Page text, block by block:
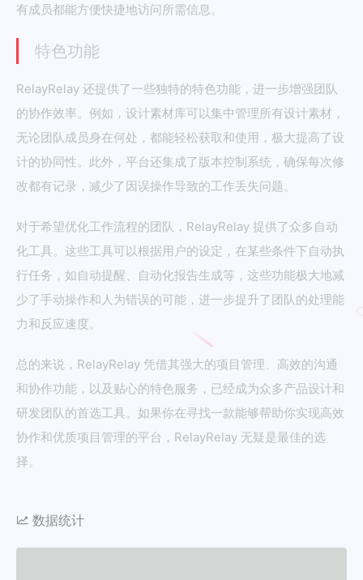
有成员都能方便快捷地访问所需信息。
特色功能
RelayRelay 还提供了一些独特的特色功能，进一步增强团队
的协作效率。例如，设计素材库可以集中管理所有设计素材，
无论团队成员身在何处，都能轻松获取和使用，极大提高了设
计的协同性。此外，平台还集成了版本控制系统，确保每次修
改都有记录，减少了因误操作导致的工作丢失问题。
对于希望优化工作流程的团队，RelayRelay 提供了众多自动
化工具。这些工具可以根据用户的设定，在某些条件下自动执
行任务，如自动提醒、自动化报告生成等，这些功能极大地减
少了手动操作和人为错误的可能，进一步提升了团队的处理能
力和反应速度。
总的来说，RelayRelay 凭借其强大的项目管理、高效的沟通
和协作功能，以及贴心的特色服务，已经成为众多产品设计和
研发团队的首选工具。如果你在寻找一款能够帮助你实现高效
协作和优质项目管理的平台，RelayRelay 无疑是最佳的选
择。
数据统计